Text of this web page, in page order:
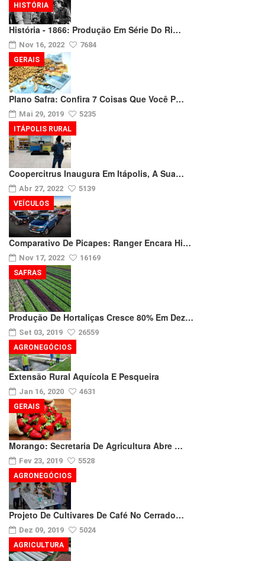
História - 1866: Produção Em Série Do Ri…
Nov 16, 2022 7684
HISTÓRIA
Plano Safra: Confira 7 Coisas Que Você P…
Mai 29, 2019 5235
GERAIS
Coopercitrus Inaugura Em Itápolis, A Sua…
Abr 27, 2022 5139
ITÁPOLIS RURAL
Comparativo De Picapes: Ranger Encara Hi…
Nov 17, 2022 16169
VEÍCULOS
Produção De Hortaliças Cresce 80% Em Dez…
Set 03, 2019 26559
SAFRAS
Extensão Rural Aquícola E Pesqueira
Jan 16, 2020 4631
AGRONEGÓCIOS
Morango: Secretaria De Agricultura Abre …
Fev 23, 2019 5528
GERAIS
Projeto De Cultivares De Café No Cerrado…
Dez 09, 2019 5024
AGRONEGÓCIOS
AGRICULTURA